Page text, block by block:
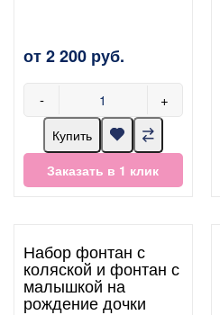
от 2 200 руб.
- +
Купить
Заказать в 1 клик
Набор фонтан с
коляской и фонтан с
малышкой на
рождение дочки